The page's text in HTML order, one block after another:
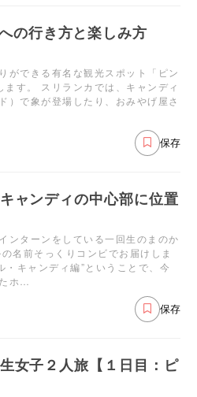
の行き方と楽しみ方
ができる有名な観光スポット「ピン
す。 スリランカでは、キャンディ
）で象が登場したり、おみやげ屋さ
保存
キャンディの中心部に位置
ンターンをしている一回生のまのか
名前そっくりコンビでお届けしま
キャンディ編”ということで、今
ホ…
保存
女子２人旅【１日目：ピ